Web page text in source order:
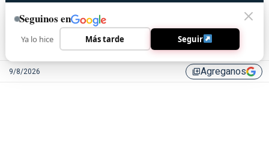
9/8/2026 library_addAgreganos
Seguinos en
Ya lo hice Más tarde Seguir